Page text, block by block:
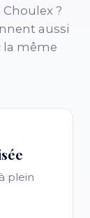
?
aussi
la même
plein